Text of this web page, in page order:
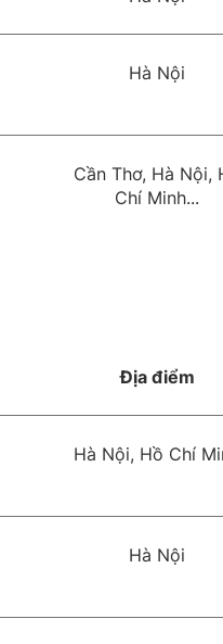
Hà Nội
Cần Thơ, Hà Nội,
Chí Minh...
Địa điểm
Hà Nội, Hồ Chí
Hà Nội